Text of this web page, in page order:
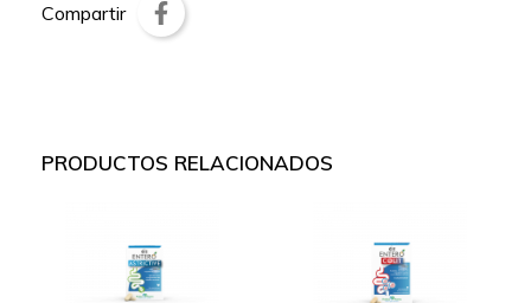
Compartir
PRODUCTOS RELACIONADOS